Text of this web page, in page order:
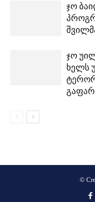
ჯო
ჯო
ხელს
©